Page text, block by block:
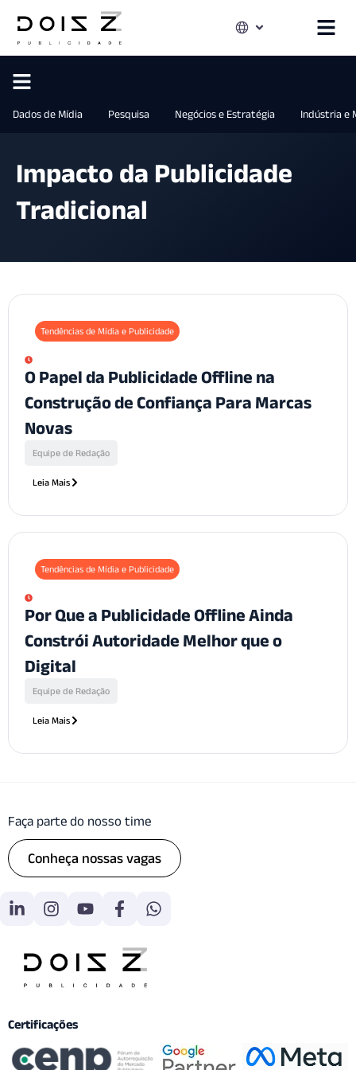
Dados de Mídia Pesquisa Negócios e Estratégia Indústria e
Impacto da Publicidade
Tradicional
Tendências de Mídia e Publicidade
O Papel da Publicidade Offline na
Construção de Confiança Para Marcas
Novas
Equipe de Redação
Leia Mais
Tendências de Mídia e Publicidade
Por Que a Publicidade Offline Ainda
Constrói Autoridade Melhor que o
Digital
Equipe de Redação
Leia Mais
Faça parte do nosso time
Conheça nossas vagas
Certificações